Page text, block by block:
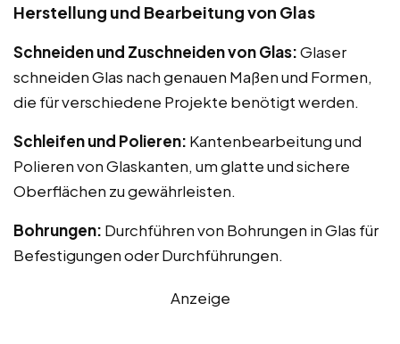
Herstellung und Bearbeitung von Glas
Schneiden und Zuschneiden von Glas:Glaser
schneiden Glas nach genauen Maßen und Formen,
die für verschiedene Projekte benötigt werden.
Schleifen und Polieren: Kantenbearbeitung und
Polieren von Glaskanten, um glatte und sichere
Oberflächen zu gewährleisten.
Bohrungen: Durchführen von Bohrungen in Glas für
Befestigungen oder Durchführungen.
Anzeige